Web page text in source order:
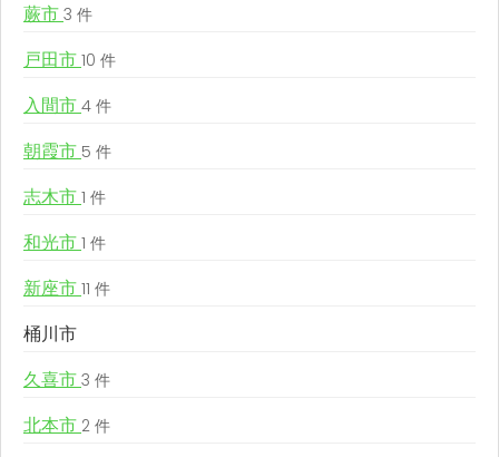
蕨市 3 件
戸田市 10 件
入間市 4 件
朝霞市 5 件
志木市 1 件
和光市 1 件
新座市 11 件
桶川市
久喜市 3 件
北本市 2 件